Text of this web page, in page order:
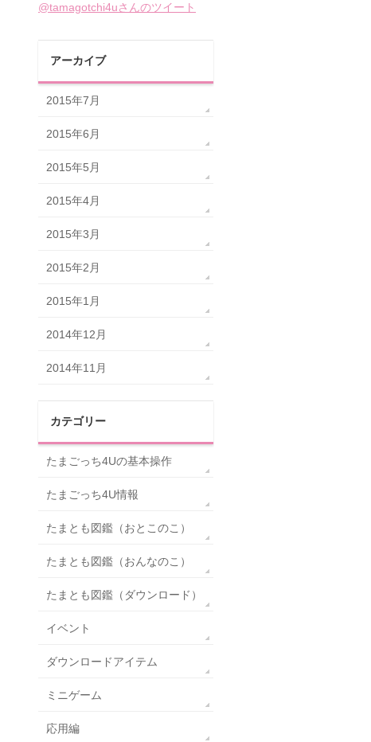
@tamagotchi4uさんのツイート
アーカイブ
2015年7月
2015年6月
2015年5月
2015年4月
2015年3月
2015年2月
2015年1月
2014年12月
2014年11月
カテゴリー
たまごっち4Uの基本操作
たまごっち4U情報
たまとも図鑑（おとこのこ）
たまとも図鑑（おんなのこ）
たまとも図鑑（ダウンロード）
イベント
ダウンロードアイテム
ミニゲーム
応用編